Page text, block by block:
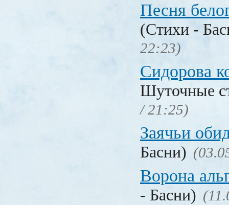
Песня
(Стихи -
22:23)
Сидорова
Шуточные
/ 21:25)
Заячьи
Басни)
Ворона
- Басни)